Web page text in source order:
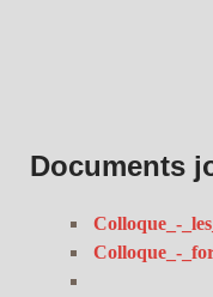
Documents
Colloque_-
Colloque_-